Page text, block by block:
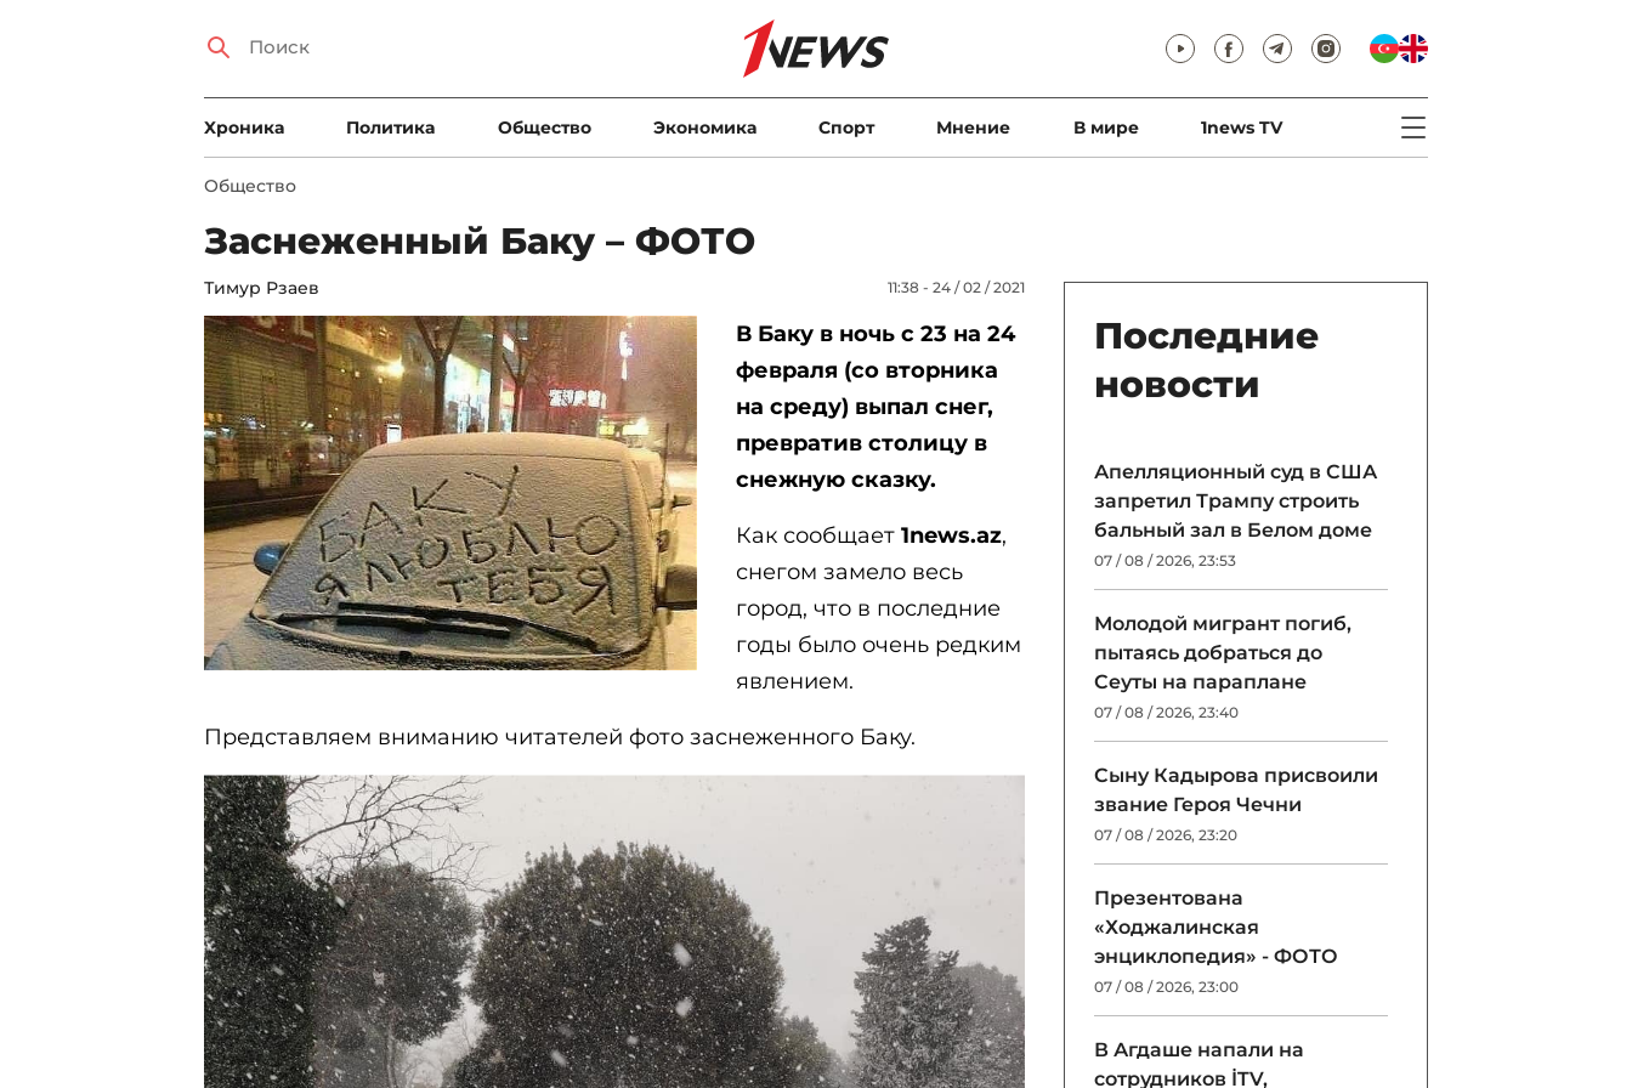
Xроника Политика Общество Экономика Спорт Мнение В мире 1news TV
Общество
Заснеженный Баку – ФОТО
Тимур Рзаев 11:38 - 24 / 02 / 2021
В Баку в ночь с 23 на 24
февраля (со вторника
на среду) выпал снег,
превратив столицу в
снежную сказку.
Как сообщает1news.az,
снегом замело весь
город, что в последние
годы было очень редким
явлением.
Представляем вниманию читателей фото заснеженного Баку.
Последние
новости
Апелляционный суд в США
запретил Трампу строить
бальный зал в Белом доме
07 / 08 / 2026, 23:53
Молодой мигрант погиб,
пытаясь добраться до
Сеуты на параплане
07 / 08 / 2026, 23:40
Сыну Кадырова присвоили
звание Героя Чечни
07 / 08 / 2026, 23:20
Презентована
«Ходжалинская
энциклопедия» - ФОТО
07 / 08 / 2026, 23:00
В Агдаше напали на
сотрудников İTV,